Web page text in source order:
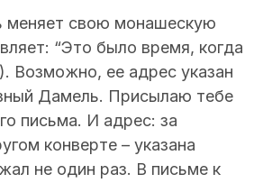
меняет свою монашескую
“Это было время, когда
Возможно, ее адрес указан
Дамель. Присылаю тебе
письма. И адрес: за
конверте – указана
не один раз. В письме к